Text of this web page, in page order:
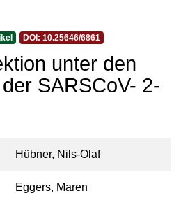
DOI: 10.25646/6861
unter den
SARSCoV- 2-
Hübner, Nils-Olaf
Eggers, Maren